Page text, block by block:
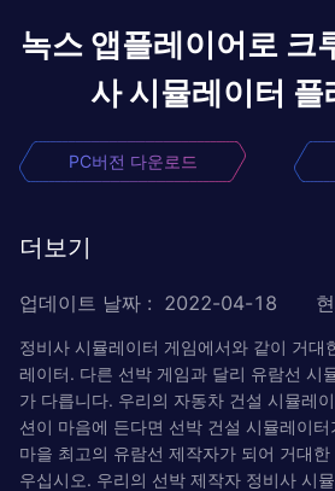
녹스 앱플레이어로 크
사 시뮬레이터 플
PC버전 다운로드
더보기
업데이트 날짜 : 2022-04-18
정비사 시뮬레이터 게임에서와 같이 거대
레이터. 다른 선박 게임과 달리 유람선 시
가 다릅니다. 우리의 자동차 건설 시뮬레
션이 마음에 든다면 선박 건설 시뮬레이
마을 최고의 유람선 제작자가 되어 거대
우십시오. 우리의 선박 제작자 정비사 시